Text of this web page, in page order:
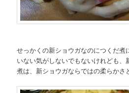
せっかくの新ショウガなのにつくだ煮
いない気がしないでもないけれども
煮は、新ショウガならではの柔らかさ